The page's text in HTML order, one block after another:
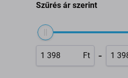
Szűrés ár szerint
Ft -